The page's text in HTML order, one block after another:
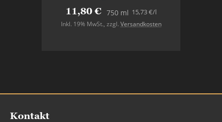
11,80 € 750 ml
Inkl. 19% MwSt., zzgl. Versandkosten
15,73 €/l
Kontakt